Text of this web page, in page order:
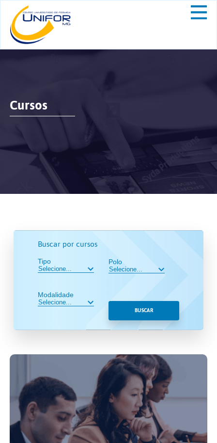
Cursos
Buscar por cursos
Tipo
Modalidade
Polo
BUSCAR